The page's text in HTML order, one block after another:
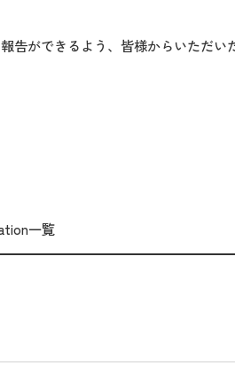
ができるよう、皆様からいただ
一覧